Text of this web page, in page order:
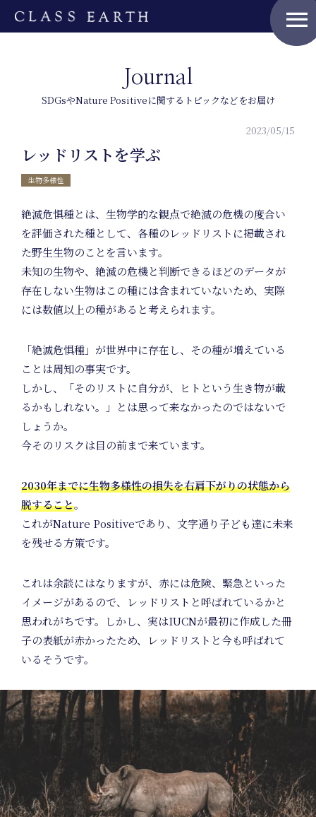
menu
Journal
SDGsやNature Positiveに関するトピックなどをお届け
2023/05/15
レッドリストを学ぶ
生物多様性
絶滅危惧種とは、生物学的な観点で絶滅の危機の度合い
を評価された種として、各種のレッドリストに掲載され
た野生生物のことを言います。
未知の生物や、絶滅の危機と判断できるほどのデータが
存在しない生物はこの種には含まれていないため、実際
には数値以上の種があると考えられます。
「絶滅危惧種」が世界中に存在し、その種が増えている
ことは周知の事実です。
しかし、「そのリストに自分が、ヒトという生き物が載
るかもしれない。」とは思って来なかったのではないで
しょうか。
今そのリスクは目の前まで来ています。
2030年までに生物多様性の損失を右肩下がりの状態から
脱すること。
これがNature Positiveであり、文字通り子ども達に未来
を残せる方策です。
これは余談にはなりますが、赤には危険、緊急といった
イメージがあるので、レッドリストと呼ばれているかと
思われがちです。しかし、実はIUCNが最初に作成した冊
子の表紙が赤かったため、レッドリストと今も呼ばれて
いるそうです。